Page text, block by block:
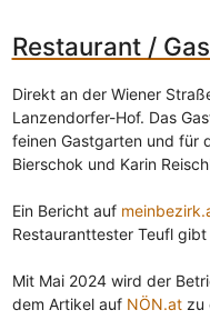
Restaurant /
Direkt an der Wiener
Lanzendorfer-Hof. Das
feinen Gastgarten und für
Bierschok und Karin
Ein Bericht auf
Restauranttester Teufl
Mit Mai 2024 wird der
dem Artikel auf NÖN.atzu